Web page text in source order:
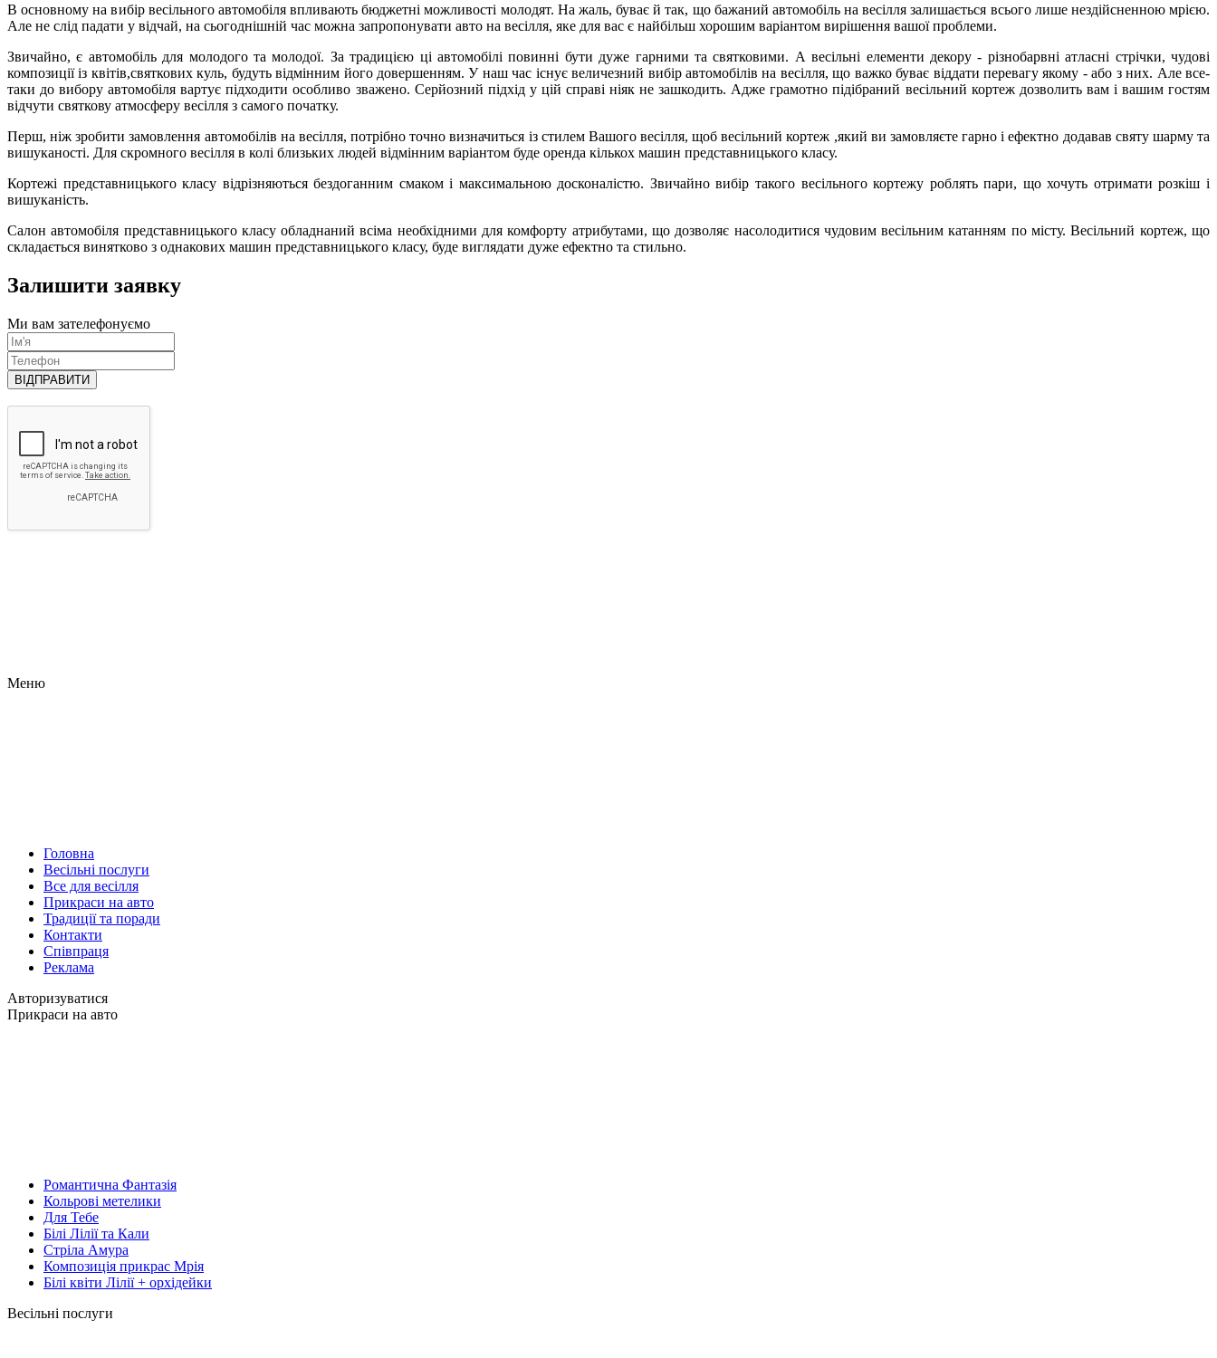
В основному на вибір весільного автомобіля впливають бюджетні можливості молодят. На жаль, буває й так, що бажаний автомобіль на весілля залишається всього лише нездійсненною мрією.
Але не слід падати у відчай, на сьогоднішній час можна запропонувати авто на весілля, яке для вас є найбільш хорошим варіантом вирішення вашої проблеми.
Звичайно, є автомобіль для молодого та молодої. За традицією ці автомобілі повинні бути дуже гарними та святковими. А весільні елементи декору - різнобарвні атласні стрічки, чудові
композиції із квітів,святкових куль, будуть відмінним його довершенням. У наш час існує величезний вибір автомобілів на весілля, що важко буває віддати перевагу якому - або з них. Але все-
таки до вибору автомобіля вартує підходити особливо зважено. Серйозний підхід у цій справі ніяк не зашкодить. Адже грамотно підібраний весільний кортеж дозволить вам і вашим гостям
відчути святкову атмосферу весілля з самого початку.
Перш, ніж зробити замовлення автомобілів на весілля, потрібно точно визначиться із стилем Вашого весілля, щоб весільний кортеж ,який ви замовляєте гарно і ефектно додавав святу шарму та
вишуканості. Для скромного весілля в колі близьких людей відмінним варіантом буде оренда кількох машин представницького класу.
Кортежі представницького класу відрізняються бездоганним смаком і максимальною досконалістю. Звичайно вибір такого весільного кортежу роблять пари, що хочуть отримати розкіш і
вишуканість.
Салон автомобіля представницького класу обладнаний всіма необхідними для комфорту атрибутами, що дозволяє насолодитися чудовим весільним катанням по місту. Весільний кортеж, що
складається винятково з однакових машин представницького класу, буде виглядати дуже ефектно та стильно.
Залишити заявку
Ми вам зателефонуємо
ВІДПРАВИТИ
Меню
Головна
Весільні послуги
Все для весілля
Прикраси на авто
Традиції та поради
Контакти
Співпраця
Реклама
Авторизуватися
Прикраси на авто
Романтична Фантазія
Кольрові метелики
Для Тебе
Білі Лілії та Кали
Стріла Амура
Композиція прикрас Мрія
Білі квіти Лілії + орхідейки
Весільні послуги